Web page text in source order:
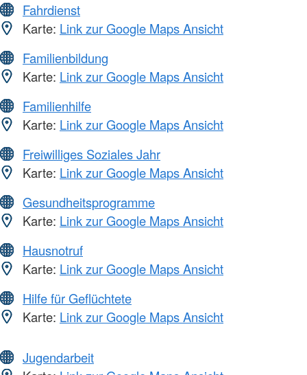
Fahrdienst
Karte: Link zur Google Maps Ansicht
Familienbildung
Karte: Link zur Google Maps Ansicht
Familienhilfe
Karte: Link zur Google Maps Ansicht
Freiwilliges Soziales Jahr
Karte: Link zur Google Maps Ansicht
Gesundheitsprogramme
Karte: Link zur Google Maps Ansicht
Hausnotruf
Karte: Link zur Google Maps Ansicht
Hilfe für Geflüchtete
Karte: Link zur Google Maps Ansicht
Jugendarbeit